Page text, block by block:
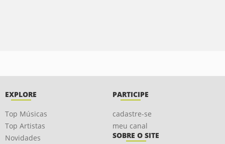
EXPLORE
Top Músicas
Top Artistas
Novidades
PARTICIPE
cadastre-se
meu canal
SOBRE O SITE